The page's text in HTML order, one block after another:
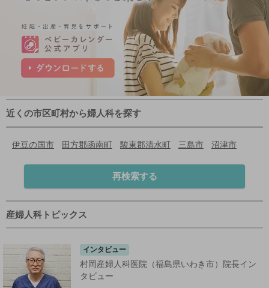
近くの市区町村から婦人科を探す
伊豆の国市 田方郡函南町 駿東郡清水町 三島市 沼津市
再検索する
産婦人科トピックス
インタビュー
村岡産婦人科医院（福島県いわき市）院長イン
タビュー